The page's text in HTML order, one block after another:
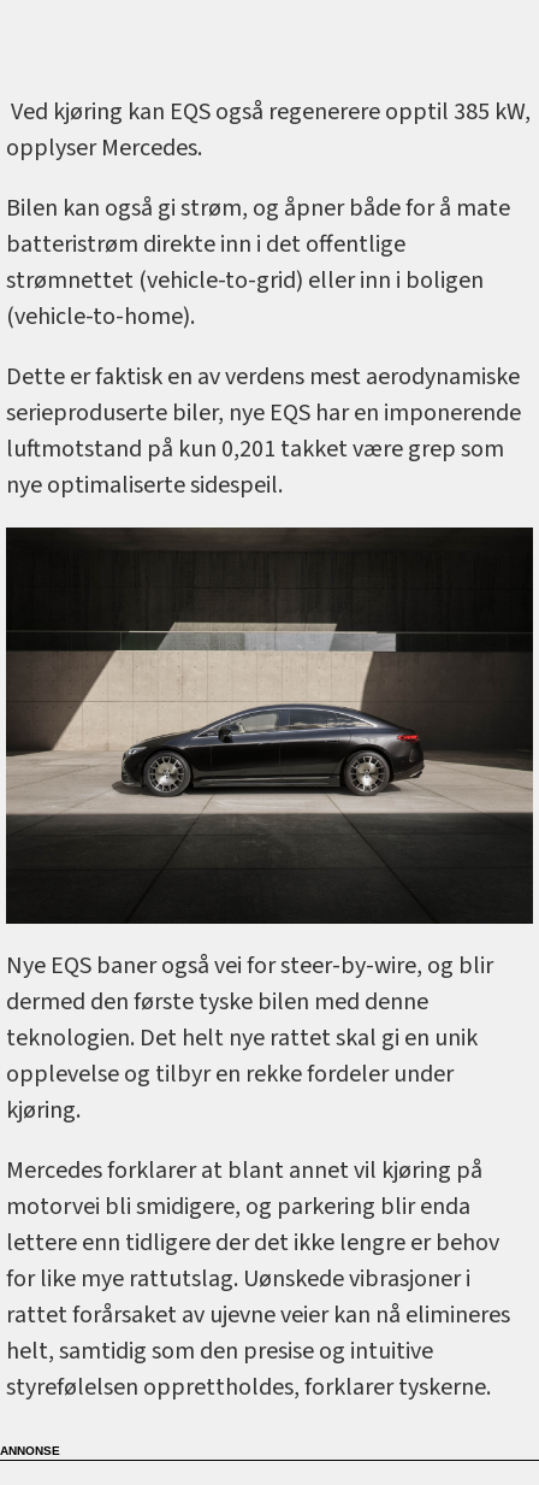
Ved kjøring kan EQS også regenerere opptil 385 kW,
opplyser Mercedes.
Bilen kan også gi strøm, og åpner både for å mate
batteristrøm direkte inn i det offentlige
strømnettet (vehicle-to-grid) eller inn i boligen
(vehicle-to-home).
Dette er faktisk en av verdens mest aerodynamiske
serieproduserte biler, nye EQS har en imponerende
luftmotstand på kun 0,201 takket være grep som
nye optimaliserte sidespeil.
Nye EQS baner også vei for steer-by-wire, og blir
dermed den første tyske bilen med denne
teknologien. Det helt nye rattet skal gi en unik
opplevelse og tilbyr en rekke fordeler under
kjøring.
Mercedes forklarer at blant annet vil kjøring på
motorvei bli smidigere, og parkering blir enda
lettere enn tidligere der det ikke lengre er behov
for like mye rattutslag. Uønskede vibrasjoner i
rattet forårsaket av ujevne veier kan nå elimineres
helt, samtidig som den presise og intuitive
styrefølelsen opprettholdes, forklarer tyskerne.